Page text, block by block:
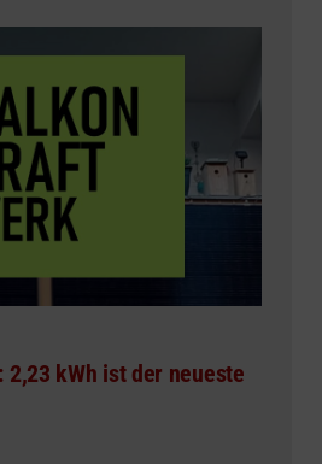
kWh ist der neueste